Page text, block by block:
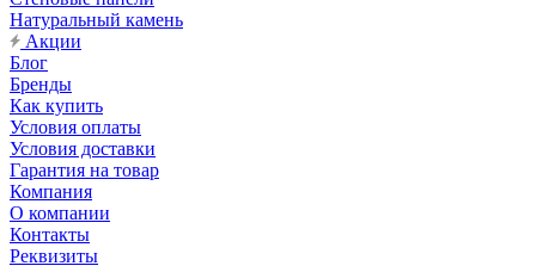
Натуральный камень
Акции
Блог
Бренды
Как купить
Условия оплаты
Условия доставки
Гарантия на товар
Компания
О компании
Контакты
Реквизиты